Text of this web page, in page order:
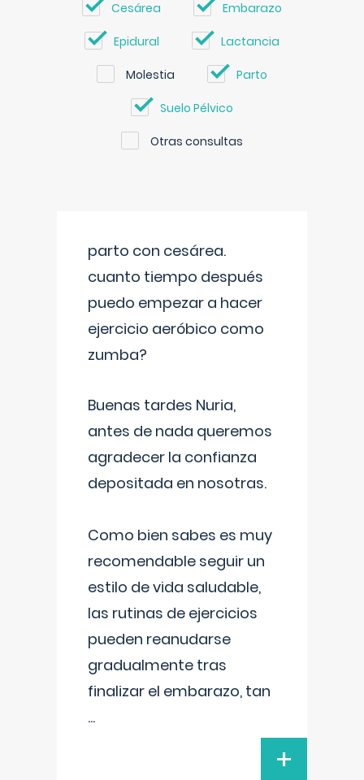
Cesárea Embarazo
Epidural Lactancia
Molestia Parto
Suelo Pélvico
Otras consultas
parto con cesárea.
cuanto tiempo después
puedo empezar a hacer
ejercicio aeróbico como
zumba?
Buenas tardes Nuria,
antes de nada queremos
agradecer la confianza
depositada en nosotras.
Como bien sabes es muy
recomendable seguir un
estilo de vida saludable,
las rutinas de ejercicios
pueden reanudarse
gradualmente tras
finalizar el embarazo, tan
...
+